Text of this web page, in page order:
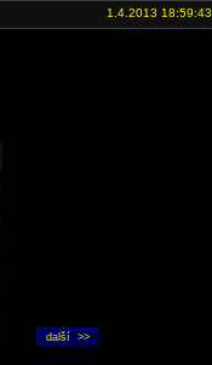
1.4.2013 18:59:43